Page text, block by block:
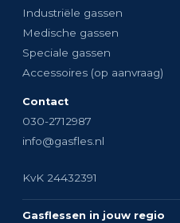
Industriële gassen
Medische gassen
Speciale gassen
Accessoires (op aanvraag)
Contact
030-2712987
info@gasfles.nl
KvK 24432391
Gasflessen in jouw regio